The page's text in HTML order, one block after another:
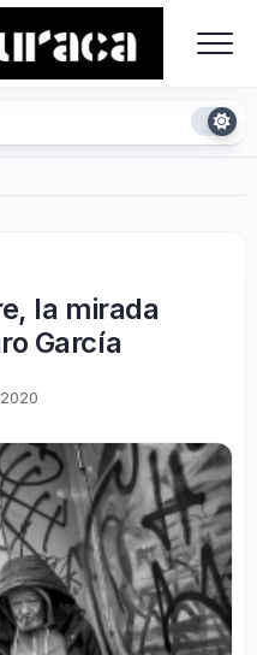
la mirada
García